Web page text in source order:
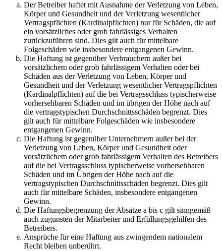
Der Betreiber haftet mit Ausnahme der Verletzung von Leben,
Körper und Gesundheit und der Verletzung wesentlicher
Vertragspflichten (Kardinalpflichten) nur für Schäden, die auf
ein vorsätzliches oder grob fahrlässiges Verhalten
zurückzuführen sind. Dies gilt auch für mittelbare
Folgeschäden wie insbesondere entgangenen Gewinn.
Die Haftung ist gegenüber Verbrauchern außer bei
vorsätzlichem oder grob fahrlässigem Verhalten oder bei
Schäden aus der Verletzung von Leben, Körper und
Gesundheit und der Verletzung wesentlicher Vertragspflichten
(Kardinalpflichten) auf die bei Vertragsschluss typischerweise
vorhersehbaren Schäden und im übrigen der Höhe nach auf
die vertragstypischen Durchschnittsschäden begrenzt. Dies
gilt auch für mittelbare Folgeschäden wie insbesondere
entgangenen Gewinn.
Die Haftung ist gegenüber Unternehmern außer bei der
Verletzung von Leben, Körper und Gesundheit oder
vorsätzlichem oder grob fahrlässigem Verhalten des Betreibers
auf die bei Vertragsschluss typischerweise vorhersehbaren
Schäden und im Übrigen der Höhe nach auf die
vertragstypischen Durchschnittsschäden begrenzt. Dies gilt
auch für mittelbare Schäden, insbesondere entgangenen
Gewinn.
Die Haftungsbegrenzung der Absätze a bis c gilt sinngemäß
auch zugunsten der Mitarbeiter und Erfüllungsgehilfen des
Betreibers.
Ansprüche für eine Haftung aus zwingendem nationalem
Recht bleiben unberührt.